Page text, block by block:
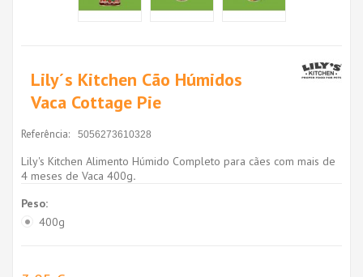
Lily´s Kitchen Cão Húmidos
Vaca Cottage Pie
Referência: 5056273610328
Lily's Kitchen Alimento Húmido Completo para cães com mais de
4 meses de Vaca 400g.
Peso:
400g